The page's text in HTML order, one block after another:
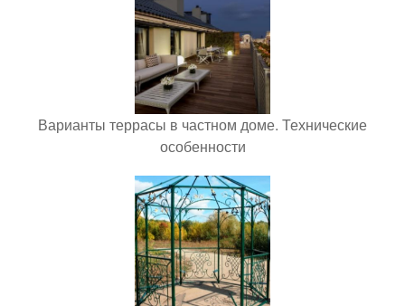
Варианты террасы в частном доме. Технические
особенности